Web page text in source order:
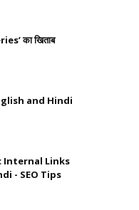
का खिताब
and Hindi
Internal Links
- SEO Tips